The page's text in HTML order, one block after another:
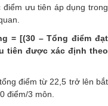
ưu tiên áp dụng trong
= [(30 – Tổng điểm đạt
tiên được xác định theo
điểm từ 22,5 trở lên bắt
điểm/3 môn.